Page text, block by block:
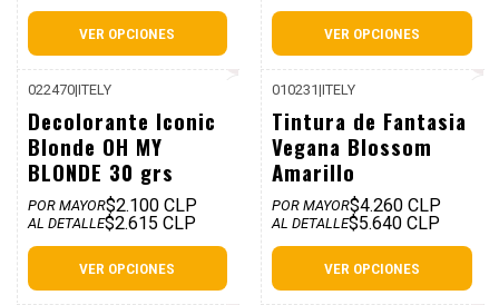
VER OPCIONES VER OPCIONES
022470|ITELY
Decolorante Iconic
Blonde OH MY
BLONDE 30 grs
POR MAYOR$2.100 CLP
AL DETALLE$2.615 CLP
VER OPCIONES
010231|ITELY
Tintura de Fantasia
Vegana Blossom
Amarillo
POR MAYOR$4.260 CLP
AL DETALLE$5.640 CLP
VER OPCIONES